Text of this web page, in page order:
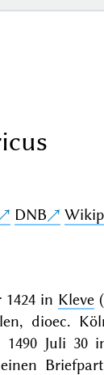
DNB
in Kleve
dioec.
1490 Juli 30